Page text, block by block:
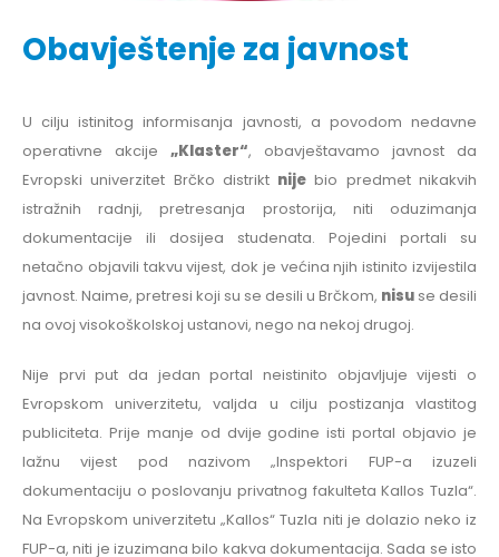
Obavještenje za javnost
U cilju istinitog informisanja javnosti, a povodom nedavne
operativne akcije „Klaster“, obavještavamo javnost da
Evropski univerzitet Brčko distrikt nije bio predmet nikakvih
istražnih radnji, pretresanja prostorija, niti oduzimanja
dokumentacije ili dosijea studenata. Pojedini portali su
netačno objavili takvu vijest, dok je većina njih istinito izvijestila
javnost. Naime, pretresi koji su se desili u Brčkom, nisu se desili
na ovoj visokoškolskoj ustanovi, nego na nekoj drugoj.
Nije prvi put da jedan portal neistinito objavljuje vijesti o
Evropskom univerzitetu, valjda u cilju postizanja vlastitog
publiciteta. Prije manje od dvije godine isti portal objavio je
lažnu vijest pod nazivom „Inspektori FUP-a izuzeli
dokumentaciju o poslovanju privatnog fakulteta Kallos Tuzla“.
Na Evropskom univerzitetu „Kallos“ Tuzla niti je dolazio neko iz
FUP-a, niti je izuzimana bilo kakva dokumentacija. Sada se isto